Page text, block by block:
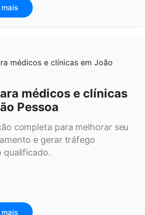
mais
médicos e clínicas
Pessoa
completa para melhorar seu
e gerar tráfego
qualificado.
mais